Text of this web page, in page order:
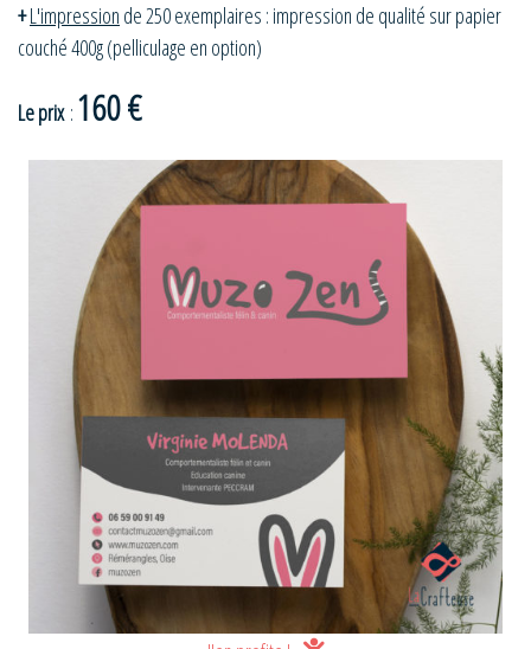
+L'impression de 250 exemplaires : impression de qualité sur papier
couché 400g (pelliculage en option)
Le prix: 160 €